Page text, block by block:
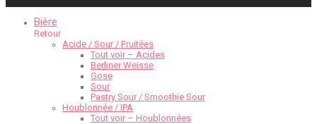
Bière
Retour
Acide / Sour / Fruitées
Tout voir – Acides
Berliner Weisse
Gose
Sour
Pastry Sour / Smoothie Sour
Houblonnée / IPA
Tout voir – Houblonnées